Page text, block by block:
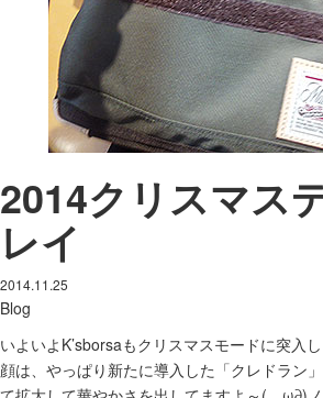
2014クリスマス
レイ
2014.11.25
Blog
いよいよK’sborsaもクリスマスモードに突
顔は、やっぱり新たに導入した「クレドラン